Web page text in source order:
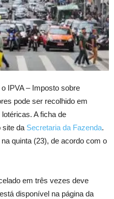
IPVA – Imposto sobre
pode ser recolhido em
A ficha de
site da Secretaria da Fazenda.
quinta (23), de acordo com o
em três vezes deve
disponível na página da